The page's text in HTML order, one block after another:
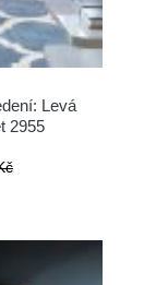
Levá
2955